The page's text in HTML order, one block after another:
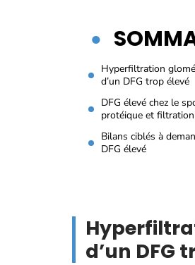
Hyperfiltration
d’un DFG trop élevé
DFG élevé chez le
protéique et
Bilans ciblés à
DFG élevé
d’un DFG